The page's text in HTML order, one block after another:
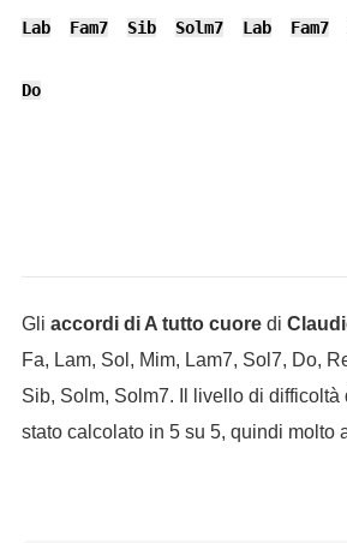
Lab Fam7 Sib Solm7 Lab Fam7
Do
Gli accordi di A tutto cuoredi
Fa, Lam, Sol, Mim, Lam7, Sol7, Do,
Sib, Solm, Solm7. Il livello di difficoltà
stato calcolato in 5 su 5, quindi molto